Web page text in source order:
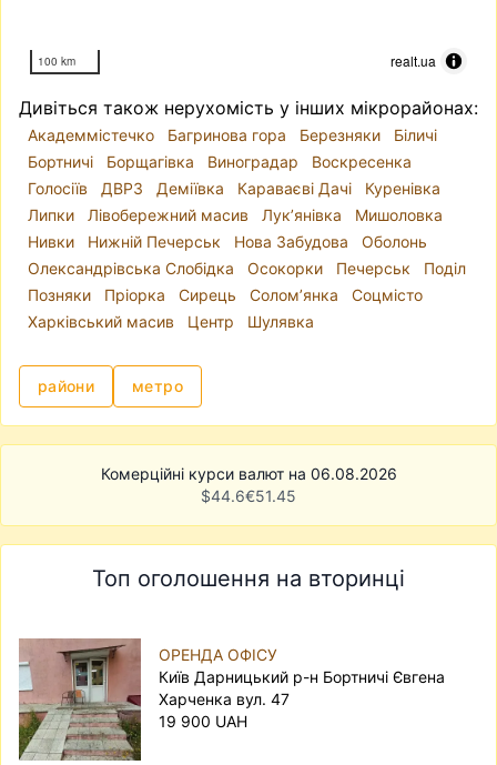
100 km realt.ua
Дивіться також нерухомість у інших мікрорайонах:
Академмістечко Багринова гора Березняки
Біличі
Бортничі
Борщагівка Виноградар
Воскресенка
Голосіїв
ДВРЗ Деміївка Караваєві Дачі
Куренівка
Липки
Лівобережний масив Лук’янівка
Мишоловка
Нивки
Нижній Печерськ Нова Забудова
Оболонь
Олександрівська Слобідка
Осокорки Печерськ
Поділ
Позняки
Пріорка Сирець Солом’янка
Соцмісто
Харківський масив
Центр Шулявка
райони метро
Комерційні курси валют на 06.08.2026
$44.6€51.45
Топ оголошення на вторинці
ОРЕНДА ОФІСУ
Київ Дарницький р-н Бортничі Євгена
Харченка вул. 47
19 900 UAH